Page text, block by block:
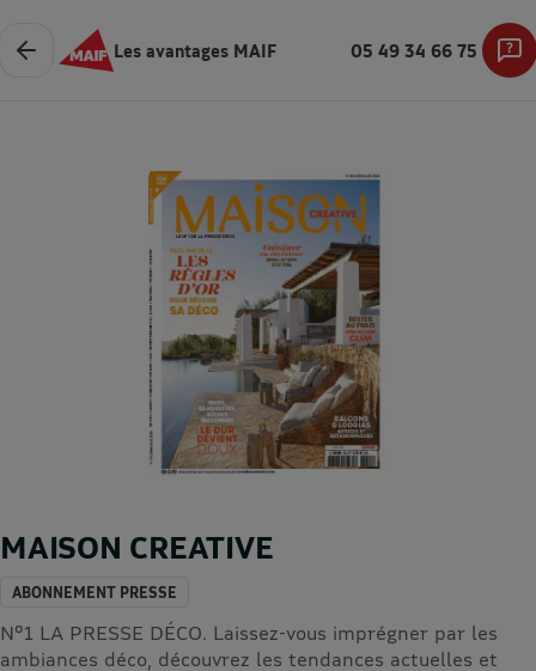
Les avantages MAIF 05 49 34 66 75
MAISON CREATIVE
ABONNEMENT PRESSE
N°1 LA PRESSE DÉCO. Laissez-vous imprégner par les
ambiances déco, découvrez les tendances actuelles et